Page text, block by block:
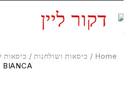
Home
/ כיסאות ושולחנות / כיסאות
BIANCA